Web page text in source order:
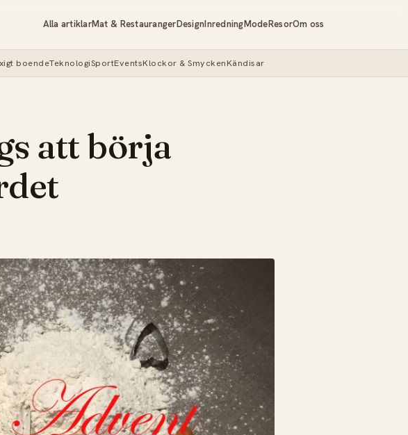
Alla artiklarMat & RestaurangerDesignInredningModeResorOm oss
boendeTeknologiSportEventsKlockor & SmyckenKändisar
att börja